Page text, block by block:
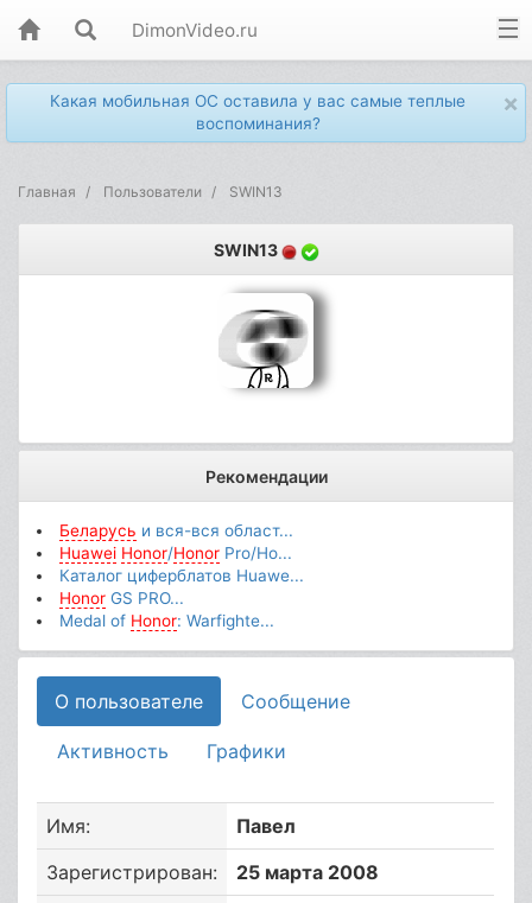
DimonVideo.ru
×
Какая мобильная ОС оставила у вас самые теплые
воспоминания?
Главная Пользователи SWIN13
SWIN13
Рекомендации
Беларусь и вся-вся област...
Huawei Honor/Honor Pro/Ho...
Каталог циферблатов Huawe...
Honor GS PRO...
Medal of Honor: Warfighte...
О пользователе Сообщение
Активность Графики
Имя:
Павел
Зарегистрирован:
25 марта 2008